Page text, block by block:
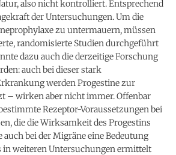
also nicht kontrolliert. Entsprechend
der Untersuchungen. Um die
zu untermauern, müssen
randomisierte Studien durchgeführt
dazu auch die derzeitige Forschung
auch bei dieser stark
werden Progestine zur
– wirken aber nicht immer. Offenbar
Rezeptor-Voraussetzungen bei
die die Wirksamkeit des Progestins
auch bei der Migräne eine Bedeutung
in weiteren Untersuchungen ermittelt